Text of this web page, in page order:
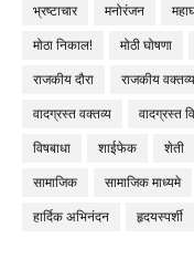
भ्रष्टाचार
मनोरंजन
मोठा निकाल!
मोठी घोषणा
राजकीय दौरा
राजकीय वक्तव्य
वादग्रस्त वक्तव्य
वादग्रस्त
विषबाधा
शाईफेक शेती
सामाजिक
सामाजिक माध्यमे
हार्दिक अभिनंदन
हृदयस्पर्शी